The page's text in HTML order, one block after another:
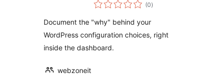
(0totals
)
Document the "why" behind your
WordPress configuration choices, right
inside the dashboard.
webzoneit